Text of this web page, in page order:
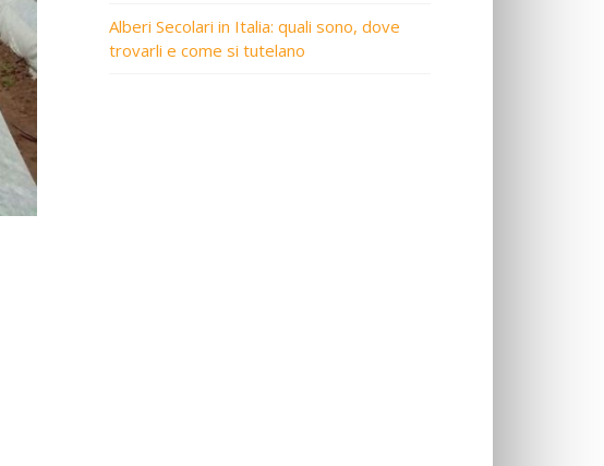
Alberi Secolari in Italia: quali sono, dove
trovarli e come si tutelano